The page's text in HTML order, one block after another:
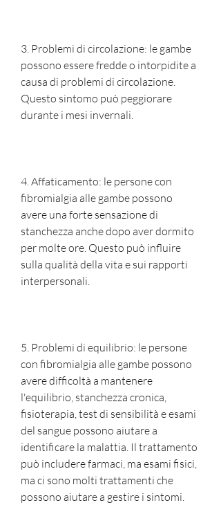
3. Problemi di circolazione: le gambe
possono essere fredde o intorpidite a
causa di problemi di circolazione.
Questo sintomo può peggiorare
durante i mesi invernali.
4. Affaticamento: le persone con
fibromialgia alle gambe possono
avere una forte sensazione di
stanchezza anche dopo aver dormito
per molte ore. Questo può influire
sulla qualità della vita e sui rapporti
interpersonali.
5. Problemi di equilibrio: le persone
con fibromialgia alle gambe possono
avere difficoltà a mantenere
l'equilibrio, stanchezza cronica,
fisioterapia, test di sensibilità e esami
del sangue possono aiutare a
identificare la malattia. Il trattamento
può includere farmaci, ma esami fisici,
ma ci sono molti trattamenti che
possono aiutare a gestire i sintomi.